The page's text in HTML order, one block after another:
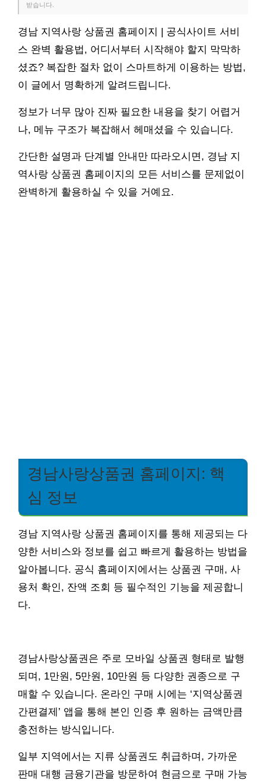
받습니다.
경남 지역사랑 상품권 홈페이지 | 공식사이트 서비
스 완벽 활용법, 어디서부터 시작해야 할지 막막하
셨죠? 복잡한 절차 없이 스마트하게 이용하는 방법,
이 글에서 명확하게 알려드립니다.
정보가 너무 많아 진짜 필요한 내용을 찾기 어렵거
나, 메뉴 구조가 복잡해서 헤매셨을 수 있습니다.
간단한 설명과 단계별 안내만 따라오시면, 경남 지
역사랑 상품권 홈페이지의 모든 서비스를 문제없이
완벽하게 활용하실 수 있을 거예요.
경남사랑상품권 홈페이지: 핵
심 정보
경남 지역사랑 상품권 홈페이지를 통해 제공되는 다
양한 서비스와 정보를 쉽고 빠르게 활용하는 방법을
알아봅니다. 공식 홈페이지에서는 상품권 구매, 사
용처 확인, 잔액 조회 등 필수적인 기능을 제공합니
다.
경남사랑상품권은 주로 모바일 상품권 형태로 발행
되며, 1만원, 5만원, 10만원 등 다양한 권종으로 구
매할 수 있습니다. 온라인 구매 시에는 ‘지역상품권
간편결제’ 앱을 통해 본인 인증 후 원하는 금액만큼
충전하는 방식입니다.
일부 지역에서는 지류 상품권도 취급하며, 가까운
판매 대행 금융기관을 방문하여 현금으로 구매 가능